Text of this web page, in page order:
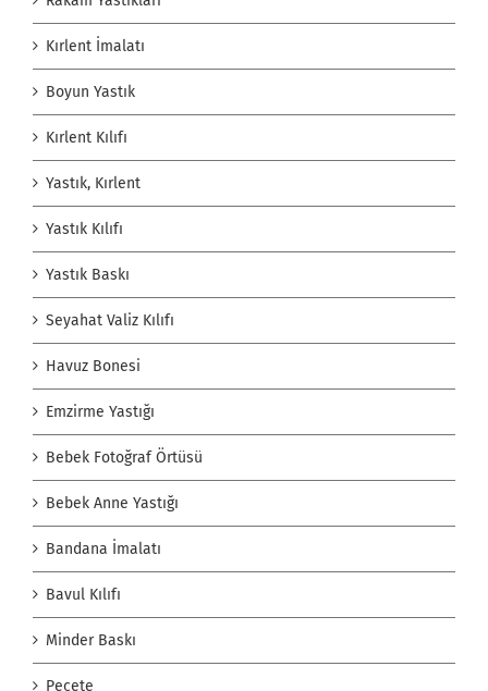
Kırlent İmalatı
Boyun Yastık
Kırlent Kılıfı
Yastık, Kırlent
Yastık Kılıfı
Yastık Baskı
Seyahat Valiz Kılıfı
Havuz Bonesi
Emzirme Yastığı
Bebek Fotoğraf Örtüsü
Bebek Anne Yastığı
Bandana İmalatı
Bavul Kılıfı
Minder Baskı
Peçete